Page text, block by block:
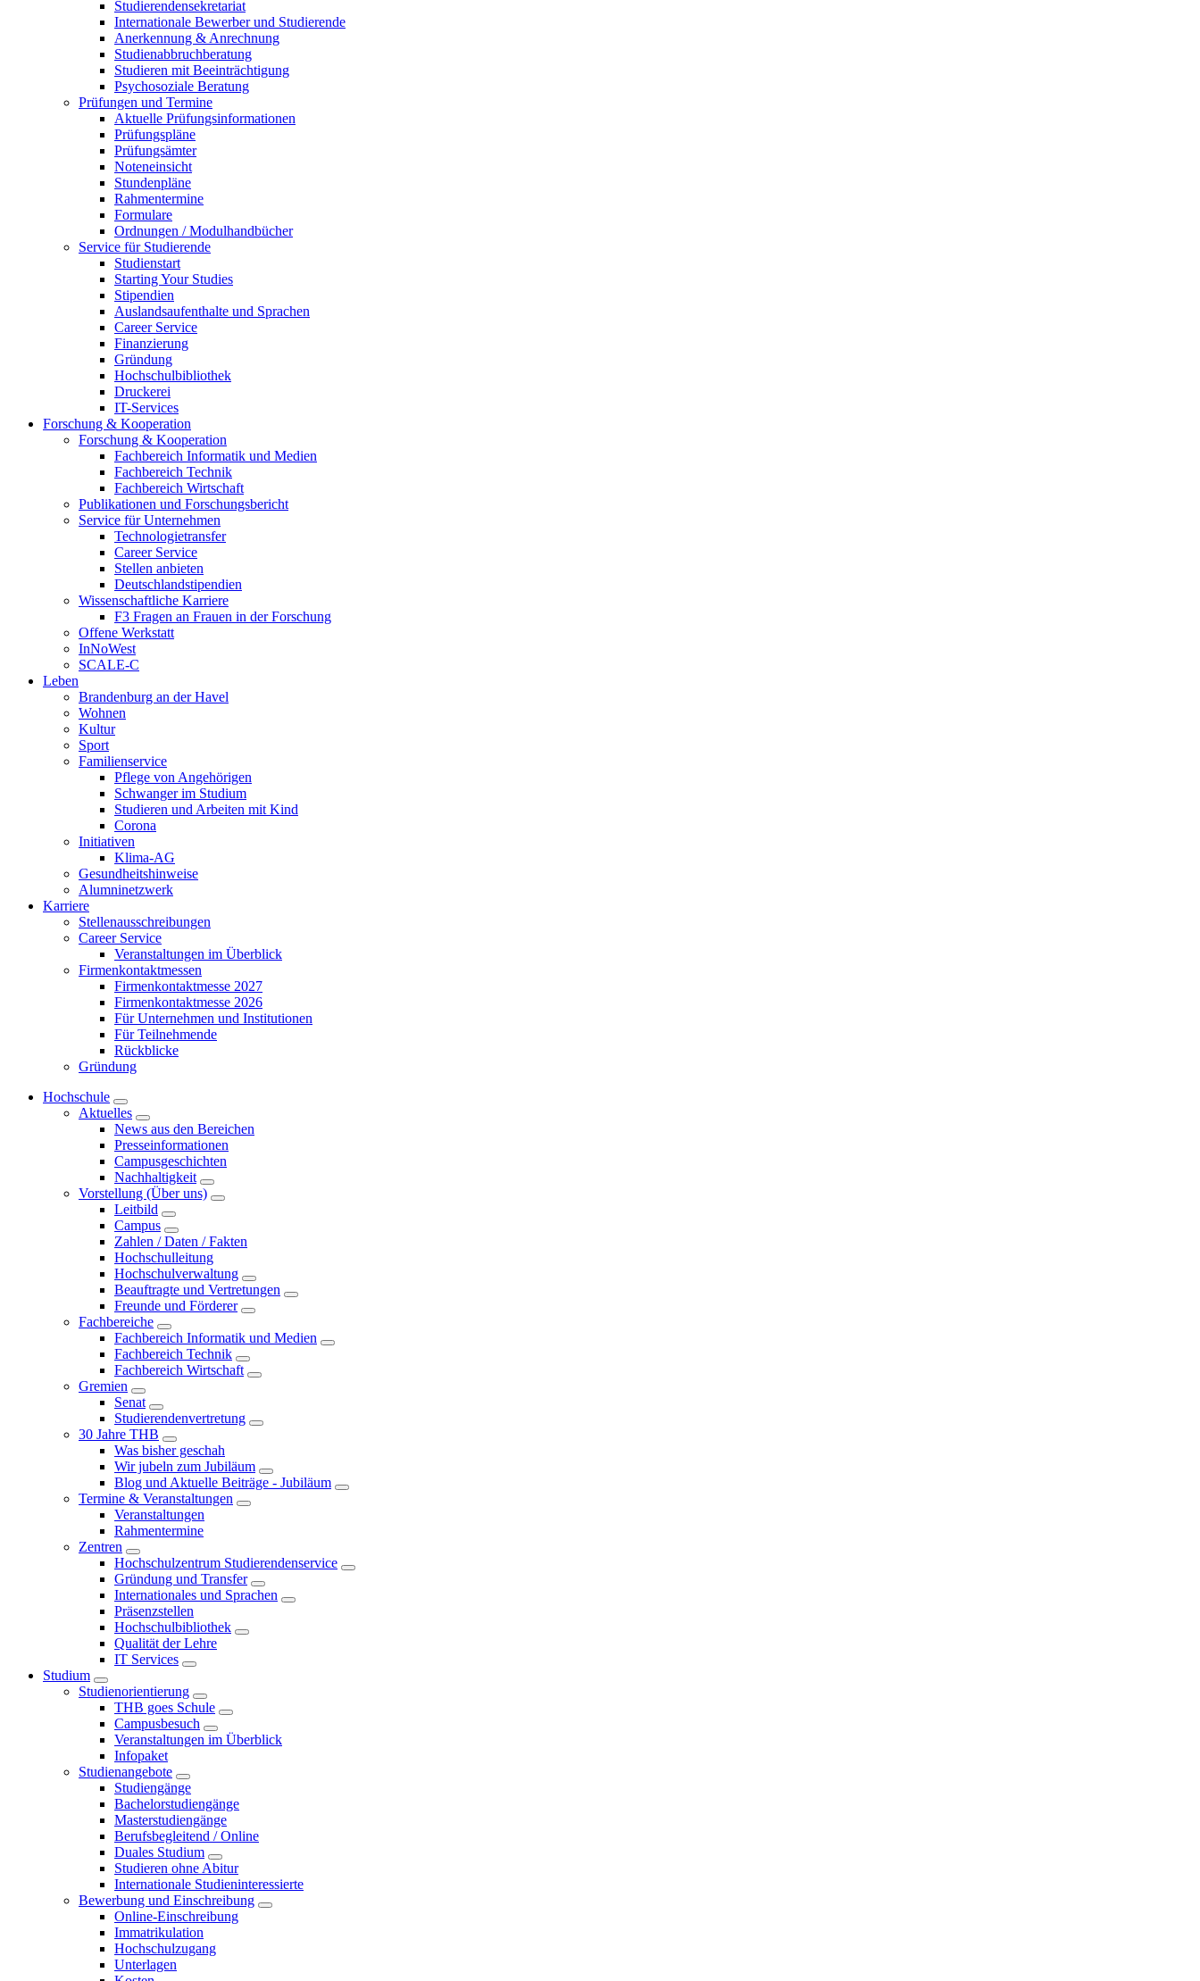
Studierendensekretariat
Internationale Bewerber und Studierende
Anerkennung & Anrechnung
Studienabbruchberatung
Studieren mit Beeinträchtigung
Psychosoziale Beratung
Prüfungen und Termine
Aktuelle Prüfungsinformationen
Prüfungspläne
Prüfungsämter
Noteneinsicht
Stundenpläne
Rahmentermine
Formulare
Ordnungen / Modulhandbücher
Service für Studierende
Studienstart
Starting Your Studies
Stipendien
Auslandsaufenthalte und Sprachen
Career Service
Finanzierung
Gründung
Hochschulbibliothek
Druckerei
IT-Services
Forschung & Kooperation
Forschung & Kooperation
Fachbereich Informatik und Medien
Fachbereich Technik
Fachbereich Wirtschaft
Publikationen und Forschungsbericht
Service für Unternehmen
Technologietransfer
Career Service
Stellen anbieten
Deutschlandstipendien
Wissenschaftliche Karriere
F3 Fragen an Frauen in der Forschung
Offene Werkstatt
InNoWest
SCALE-C
Leben
Brandenburg an der Havel
Wohnen
Kultur
Sport
Familienservice
Pflege von Angehörigen
Schwanger im Studium
Studieren und Arbeiten mit Kind
Corona
Initiativen
Klima-AG
Gesundheitshinweise
Alumninetzwerk
Karriere
Stellenausschreibungen
Career Service
Veranstaltungen im Überblick
Firmenkontaktmessen
Firmenkontaktmesse 2027
Firmenkontaktmesse 2026
Für Unternehmen und Institutionen
Für Teilnehmende
Rückblicke
Gründung
Hochschule
Aktuelles
News aus den Bereichen
Presseinformationen
Campusgeschichten
Nachhaltigkeit
Vorstellung (Über uns)
Leitbild
Campus
Zahlen / Daten / Fakten
Hochschulleitung
Hochschulverwaltung
Beauftragte und Vertretungen
Freunde und Förderer
Fachbereiche
Fachbereich Informatik und Medien
Fachbereich Technik
Fachbereich Wirtschaft
Gremien
Senat
Studierendenvertretung
30 Jahre THB
Was bisher geschah
Wir jubeln zum Jubiläum
Blog und Aktuelle Beiträge - Jubiläum
Termine & Veranstaltungen
Veranstaltungen
Rahmentermine
Zentren
Hochschulzentrum Studierendenservice
Gründung und Transfer
Internationales und Sprachen
Präsenzstellen
Hochschulbibliothek
Qualität der Lehre
IT Services
Studium
Studienorientierung
THB goes Schule
Campusbesuch
Veranstaltungen im Überblick
Infopaket
Studienangebote
Studiengänge
Bachelorstudiengänge
Masterstudiengänge
Berufsbegleitend / Online
Duales Studium
Studieren ohne Abitur
Internationale Studieninteressierte
Bewerbung und Einschreibung
Online-Einschreibung
Immatrikulation
Hochschulzugang
Unterlagen